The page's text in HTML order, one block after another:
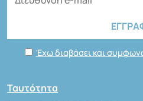
Έχω διαβάσει και
Ταυτότητα